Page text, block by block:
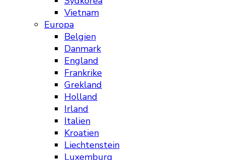
Vietnam
Europa
Belgien
Danmark
England
Frankrike
Grekland
Holland
Irland
Italien
Kroatien
Liechtenstein
Luxemburg